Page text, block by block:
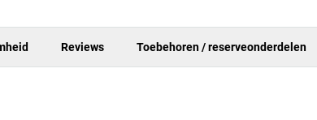
Reviews Toebehoren / reserveonderdelen